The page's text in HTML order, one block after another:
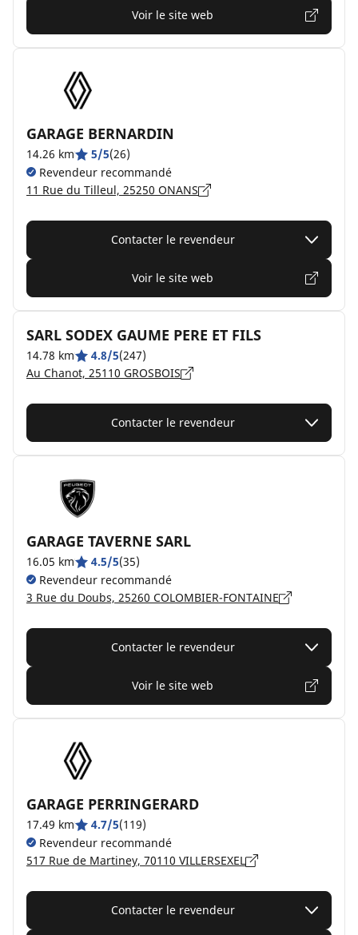
Voir le site web
GARAGE BERNARDIN
14.26 km 5/5(26)
Revendeur recommandé
11 Rue du Tilleul, 25250 ONANS
Contacter le revendeur
Voir le site web
SARL SODEX GAUME PERE ET FILS
14.78 km 4.8/5(247)
Au Chanot, 25110 GROSBOIS
Contacter le revendeur
GARAGE TAVERNE SARL
16.05 km 4.5/5(35)
Revendeur recommandé
3 Rue du Doubs, 25260 COLOMBIER-FONTAINE
Contacter le revendeur
Voir le site web
GARAGE PERRINGERARD
17.49 km 4.7/5(119)
Revendeur recommandé
517 Rue de Martiney, 70110 VILLERSEXEL
Contacter le revendeur